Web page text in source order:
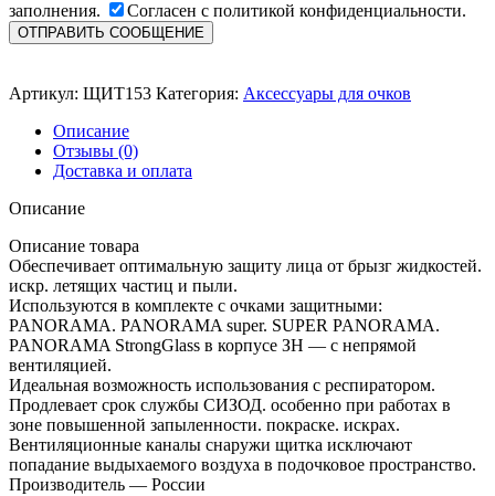
заполнения.
Согласен с политикой конфиденциальности.
Артикул: ЩИТ153 Категория: Аксессуары для очков
Описание
Отзывы (0)
Доставка и оплата
Описание
Описание товара
Обеспечивает оптимальную защиту лица от брызг жидкостей.
искр. летящих частиц и пыли.
Используются в комплекте с очками защитными:
PANORAMA. PANORAMA super. SUPER PANORAMA.
PANORAMA StrongGlass в корпусе ЗН — с непрямой
вентиляцией.
Идеальная возможность использования с респиратором.
Продлевает срок службы СИЗОД. особенно при работах в
зоне повышенной запыленности. покраске. искрах.
Вентиляционные каналы снаружи щитка исключают
попадание выдыхаемого воздуха в подочковое пространство.
Производитель — России